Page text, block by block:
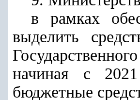
в рамках
выделить
начиная с 2021
бюджетные